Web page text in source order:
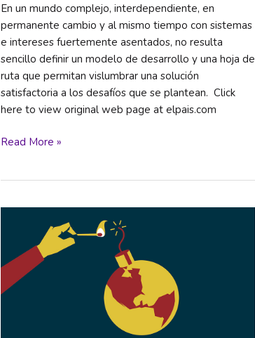
En un mundo complejo, interdependiente, en
permanente cambio y al mismo tiempo con sistemas
e intereses fuertemente asentados, no resulta
sencillo definir un modelo de desarrollo y una hoja de
ruta que permitan vislumbrar una solución
satisfactoria a los desafíos que se plantean. Click
here to view original web page at elpais.com
Definir
Read More »